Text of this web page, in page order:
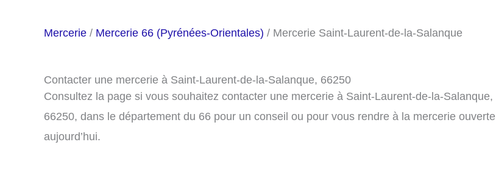
Mercerie / Mercerie 66 (Pyrénées-Orientales) / Mercerie Saint-Laurent-de-la-Salanque
Contacter une mercerie à Saint-Laurent-de-la-Salanque, 66250
Consultez la page si vous souhaitez contacter une mercerie à Saint-Laurent-de-la-Salanque,
66250, dans le département du 66 pour un conseil ou pour vous rendre à la mercerie ouverte
aujourd’hui.